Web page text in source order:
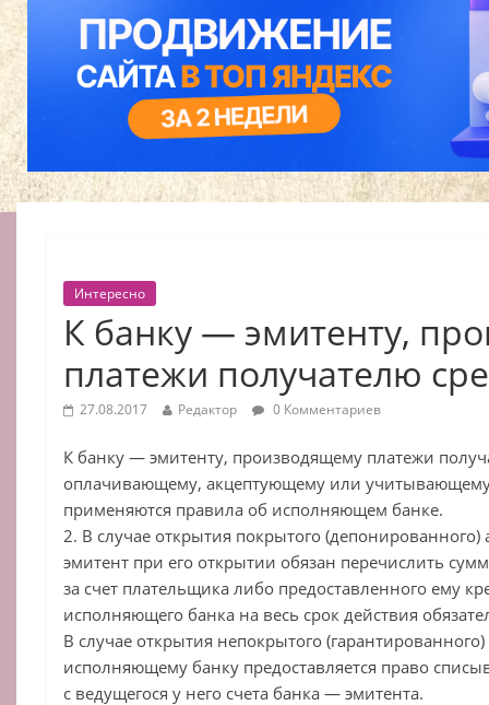
Интересно
К банку — эмитенту,
платежи получателю
27.08.2017 Редактор 0 Комментариев
К банку — эмитенту, производящему платежи
оплачивающему, акцептующему или
применяются правила об исполняющем банке.
2. В случае открытия покрытого
эмитент при его открытии обязан перечислить
за счет плательщика либо предоставленного ему
исполняющего банка на весь срок действия
В случае открытия непокрытого
исполняющему банку предоставляется право
с ведущегося у него счета банка — эмитента.